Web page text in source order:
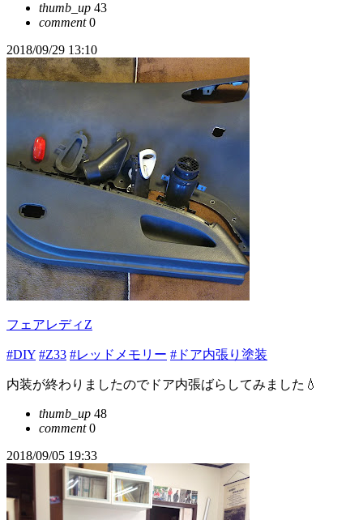
thumb_up 43
comment0
2018/09/29 13:10
フェアレディZ
#DIY #Z33 #レッドメモリー #ドア内張り塗装
内装が終わりましたのでドア内張ばらしてみました💧
thumb_up 48
comment0
2018/09/05 19:33